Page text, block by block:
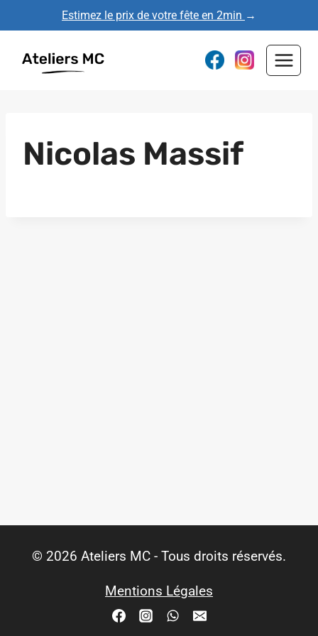
au
contenu
Estimez le prix de votre fête en 2min →
Nicolas Massif
© 2026 Ateliers MC - Tous droits réservés.
Mentions Légales